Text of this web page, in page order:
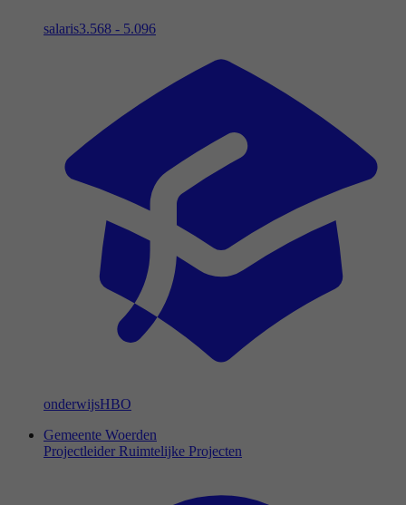
salaris3.568 - 5.096
onderwijsHBO
Gemeente Woerden
Projectleider Ruimtelijke Projecten